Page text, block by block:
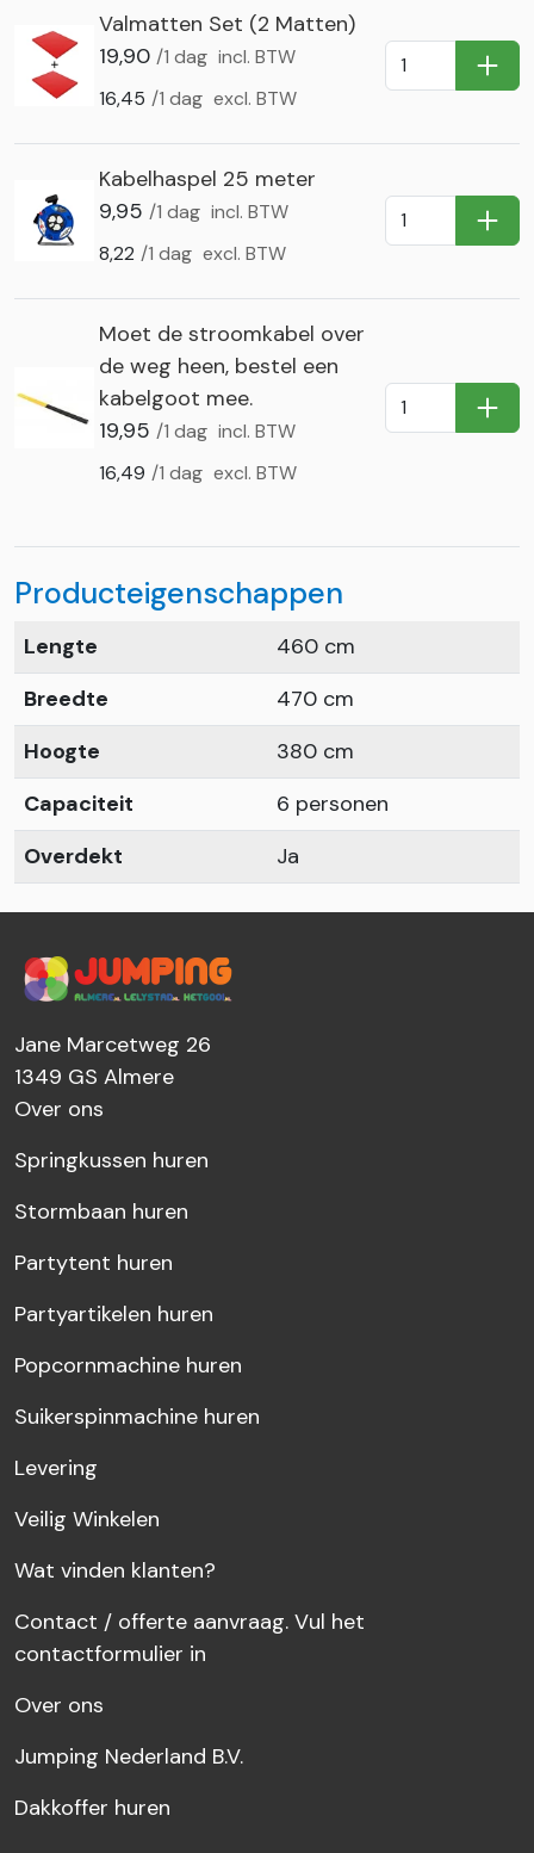
Valmatten Set (2 Matten)
19,90 /1 dag incl. BTW
16,45 /1 dag excl. BTW
In
Kabelhaspel 25 meter
9,95 /1 dag incl. BTW
8,22 /1 dag excl. BTW
In
Moet de stroomkabel over
de weg heen, bestel een
kabelgoot mee.
19,95 /1 dag incl. BTW
16,49 /1 dag excl. BTW
In
Producteigenschappen
Lengte
460 cm
Breedte
470 cm
Hoogte
380 cm
Capaciteit
6 personen
Overdekt
Ja
Jane Marcetweg 26
1349 GS Almere
Over ons
Springkussen huren
Stormbaan huren
Partytent huren
Partyartikelen huren
Popcornmachine huren
Suikerspinmachine huren
Levering
Veilig Winkelen
Wat vinden klanten?
Contact / offerte aanvraag. Vul het
contactformulier in
Over ons
Jumping Nederland B.V.
Dakkoffer huren